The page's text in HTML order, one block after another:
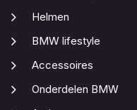
Helmen
BMW lifestyle
Accessoires
Onderdelen BMW